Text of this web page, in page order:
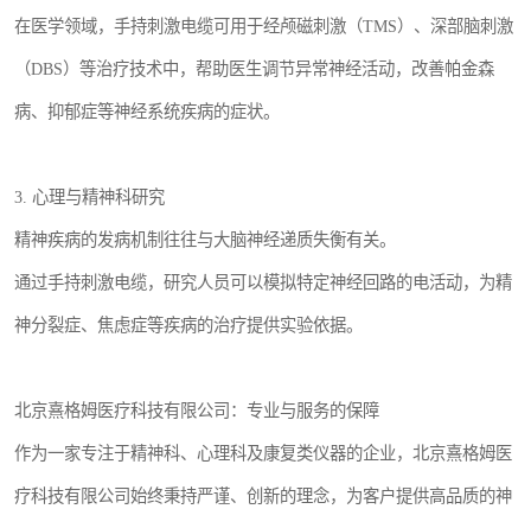
在医学领域，手持刺激电缆可用于经颅磁刺激（TMS）、深部脑刺激
（DBS）等治疗技术中，帮助医生调节异常神经活动，改善帕金森
病、抑郁症等神经系统疾病的症状。
3. 心理与精神科研究
精神疾病的发病机制往往与大脑神经递质失衡有关。
通过手持刺激电缆，研究人员可以模拟特定神经回路的电活动，为精
神分裂症、焦虑症等疾病的治疗提供实验依据。
北京熹格姆医疗科技有限公司：专业与服务的保障
作为一家专注于精神科、心理科及康复类仪器的企业，北京熹格姆医
疗科技有限公司始终秉持严谨、创新的理念，为客户提供高品质的神